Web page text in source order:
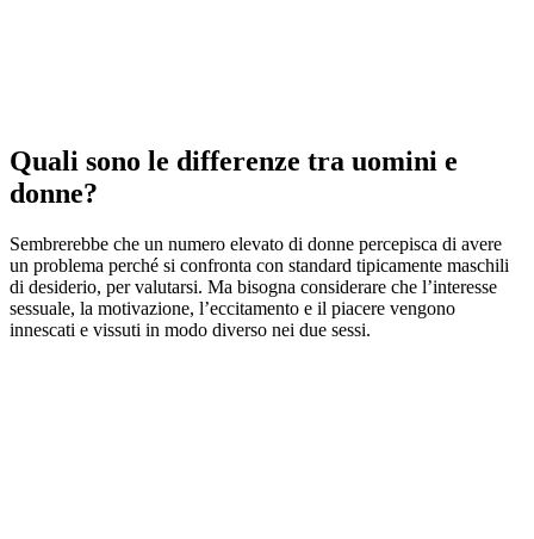
Quali sono le differenze tra uomini e
donne?
Sembrerebbe che un numero elevato di donne percepisca di avere
un problema perché si confronta con standard tipicamente maschili
di desiderio, per valutarsi. Ma bisogna considerare che l’interesse
sessuale, la motivazione, l’eccitamento e il piacere vengono
innescati e vissuti in modo diverso nei due sessi.